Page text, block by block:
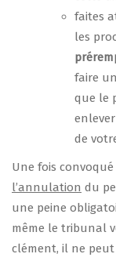
faites
les
faire
que le
de
Une fois
l’annulation du
une peine
même le tribunal
clément, il ne